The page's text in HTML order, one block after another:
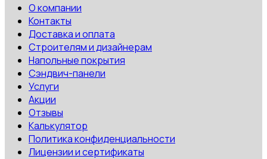
О компании
Контакты
Доставка и оплата
Строителям и дизайнерам
Напольные покрытия
Сэндвич-панели
Услуги
Акции
Отзывы
Калькулятор
Политика конфиденциальности
Лицензии и сертификаты